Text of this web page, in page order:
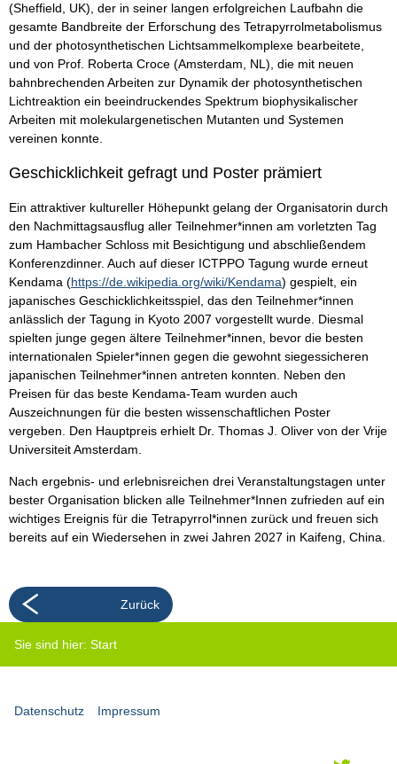
(Sheffield, UK), der in seiner langen erfolgreichen Laufbahn die
gesamte Bandbreite der Erforschung des Tetrapyrrolmetabolismus
und der photosynthetischen Lichtsammelkomplexe bearbeitete,
und von Prof. Roberta Croce (Amsterdam, NL), die mit neuen
bahnbrechenden Arbeiten zur Dynamik der photosynthetischen
Lichtreaktion ein beeindruckendes Spektrum biophysikalischer
Arbeiten mit molekulargenetischen Mutanten und Systemen
vereinen konnte.
Geschicklichkeit gefragt und Poster prämiert
Ein attraktiver kultureller Höhepunkt gelang der Organisatorin durch
den Nachmittagsausflug aller Teilnehmer*innen am vorletzten Tag
zum Hambacher Schloss mit Besichtigung und abschließendem
Konferenzdinner. Auch auf dieser ICTPPO Tagung wurde erneut
Kendama (https://de.wikipedia.org/wiki/Kendama) gespielt, ein
japanisches Geschicklichkeitsspiel, das den Teilnehmer*innen
anlässlich der Tagung in Kyoto 2007 vorgestellt wurde. Diesmal
spielten junge gegen ältere Teilnehmer*innen, bevor die besten
internationalen Spieler*innen gegen die gewohnt siegessicheren
japanischen Teilnehmer*innen antreten konnten. Neben den
Preisen für das beste Kendama-Team wurden auch
Auszeichnungen für die besten wissenschaftlichen Poster
vergeben. Den Hauptpreis erhielt Dr. Thomas J. Oliver von der Vrije
Universiteit Amsterdam.
Nach ergebnis- und erlebnisreichen drei Veranstaltungstagen unter
bester Organisation blicken alle Teilnehmer*Innen zufrieden auf ein
wichtiges Ereignis für die Tetrapyrrol*innen zurück und freuen sich
bereits auf ein Wiedersehen in zwei Jahren 2027 in Kaifeng, China.
Zurück
Sie sind hier: Start
Datenschutz Impressum